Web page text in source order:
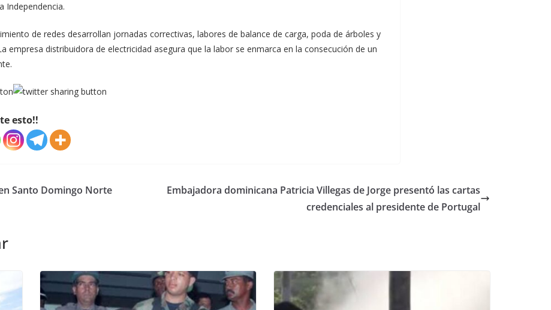
Independencia.
de redes desarrollan jornadas correctivas, labores de balance de carga, poda de árboles y
empresa distribuidora de electricidad asegura que la labor se enmarca en la consecución de un
esto!!
Santo Domingo Norte
Embajadora dominicana Patricia Villegas de Jorge presentó las cartas
credenciales al presidente de Portugal